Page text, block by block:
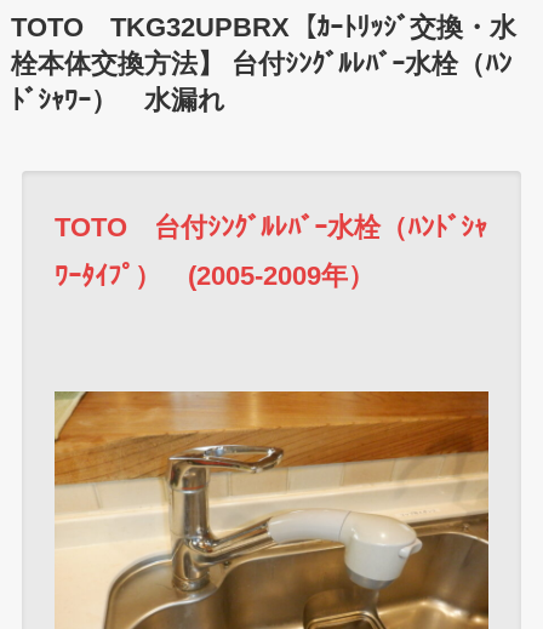
TOTO TKG32UPBRX【ｶｰﾄﾘｯｼﾞ交換・水
栓本体交換方法】 台付ｼﾝｸﾞﾙﾚﾊﾞｰ水栓（ﾊﾝ
ﾄﾞｼｬﾜｰ） 水漏れ
TOTO 台付ｼﾝｸﾞﾙﾚﾊﾞｰ水栓（ﾊﾝﾄﾞｼｬ
ﾜｰﾀｲﾌﾟ） (2005-2009年）